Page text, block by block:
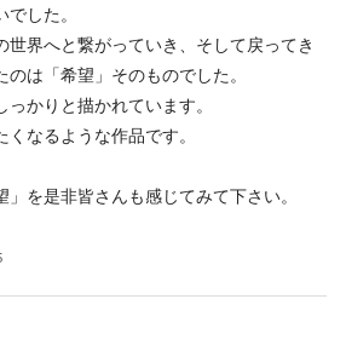
した。
世界へと繋がっていき、そして戻ってき
は「希望」そのものでした。
かりと描かれています。
なるような作品です。
を是非皆さんも感じてみて下さい。